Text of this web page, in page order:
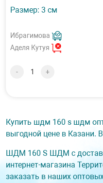
Размер: 3 см
Ибрагимова
Аделя Кутуя
- +
Купить шдм 160 s шдм
выгодной цене в Казани.
ШДМ 160 S ШДМ с
интернет-магазина
заказать в наших